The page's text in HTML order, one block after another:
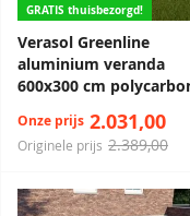
GRATIS thuisbezorgd!
Verasol Greenline
aluminium veranda
600x300 cm
Originele prijs 2.389,00
Onze prijs 2.031,00